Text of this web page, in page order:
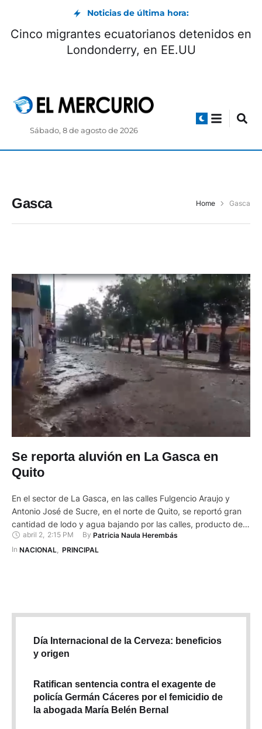
Noticias de última hora:
Cinco migrantes ecuatorianos detenidos en
Londonderry, en EE.UU
Sábado, 8 de agosto de 2026
Gasca Home Gasca
Se reporta aluvión en La Gasca en
Quito
En el sector de La Gasca, en las calles Fulgencio Araujo y
Antonio José de Sucre, en el norte de Quito, se reportó gran
cantidad de lodo y agua bajando por las calles, producto de
las lluvias que se registran en la capital. La tarde de este 02
de abril de 2024, el Servicio Integrado …
abril 2, 2:15 PM By Patricia Naula Herembás
In NACIONAL PRINCIPAL
Día Internacional de la Cerveza: beneficios
y origen
Ratifican sentencia contra el exagente de
policía Germán Cáceres por el femicidio de
la abogada María Belén Bernal